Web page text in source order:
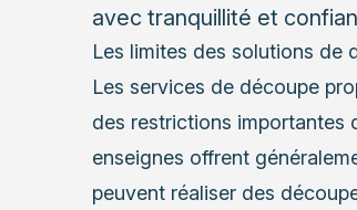
avec tranquillité et
Les limites des solutions de
Les services de découpe
des restrictions importantes
enseignes offrent
peuvent réaliser des